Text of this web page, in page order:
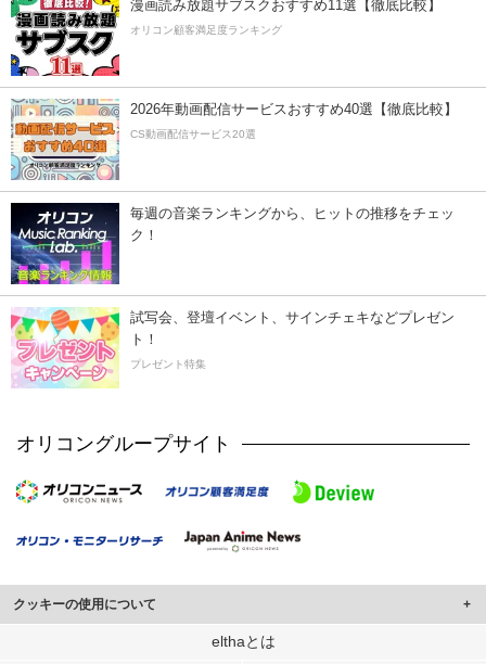
漫画読み放題サブスクおすすめ11選【徹底比較】
オリコン顧客満足度ランキング
2026年動画配信サービスおすすめ40選【徹底比較】
CS動画配信サービス20選
毎週の音楽ランキングから、ヒットの推移をチェッ
ク！
試写会、登壇イベント、サインチェキなどプレゼン
ト！
プレゼント特集
オリコングループサイト
クッキーの使用について
このサイトでは Cookie を使用して、ユーザーに合わせたコンテンツや広告の
elthaとは